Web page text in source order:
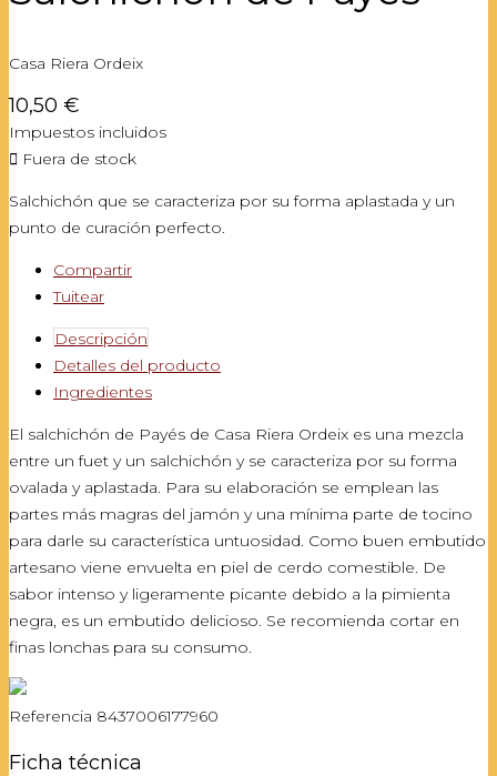
Casa Riera Ordeix
10,50 €
Impuestos incluidos
 Fuera de stock
Salchichón que se caracteriza por su forma aplastada y un
punto de curación perfecto.
Compartir
Tuitear
Descripción
Detalles del producto
Ingredientes
El salchichón de Payés de Casa Riera Ordeix es una mezcla
entre un fuet y un salchichón y se caracteriza por su forma
ovalada y aplastada. Para su elaboración se emplean las
partes más magras del jamón y una mínima parte de tocino
para darle su característica untuosidad. Como buen embutido
artesano viene envuelta en piel de cerdo comestible. De
sabor intenso y ligeramente picante debido a la pimienta
negra, es un embutido delicioso. Se recomienda cortar en
finas lonchas para su consumo.
Referencia 8437006177960
Ficha técnica